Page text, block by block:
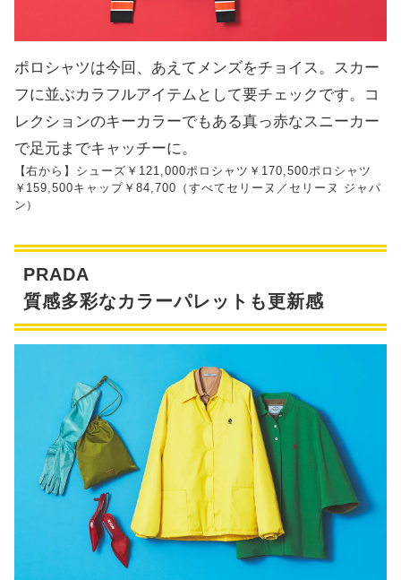
ポロシャツは今回、あえてメンズをチョイス。スカー
フに並ぶカラフルアイテムとして要チェックです。コ
レクションのキーカラーでもある真っ赤なスニーカー
で足元までキャッチーに。
【右から】シューズ￥121,000ポロシャツ￥170,500ポロシャツ
￥159,500キャップ￥84,700（すべてセリーヌ／セリーヌ ジャパ
ン）
PRADA
質感多彩なカラーパレットも更新感